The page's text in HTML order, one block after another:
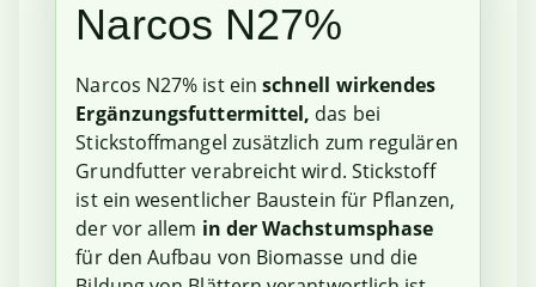
Narcos N27%
Narcos N27% ist ein schnell wirkendes
Ergänzungsfuttermittel, das bei
Stickstoffmangel zusätzlich zum regulären
Grundfutter verabreicht wird. Stickstoff
ist ein wesentlicher Baustein für Pflanzen,
der vor allem in der Wachstumsphase
für den Aufbau von Biomasse und die